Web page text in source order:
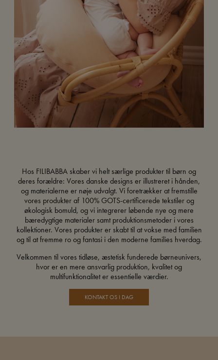
Hos FILIBABBA skaber vi helt særlige produkter til børn og
deres forældre: Vores danske designs er illustreret i hånden,
og materialerne er nøje udvalgt. Vi foretrækker at fremstille
vores produkter af 100% GOTS-certificerede tekstiler og
økologisk bomuld, og vi integrerer løbende nye og mere
bæredygtige materialer samt produktionsmetoder i vores
kollektioner. Vores produkter er skabt til at vokse med familien
og til at fremme ro og fantasi i den moderne families hverdag.
Velkommen til vores tidløse, æstetisk funderede børneunivers,
hvor er en mere ansvarlig produktion, kvalitet og
multifunktionalitet er essentielle værdier.
KONTAKT OS I DAG